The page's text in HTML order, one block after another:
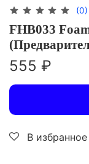
(0)
FHB033
555 ₽
В избранное